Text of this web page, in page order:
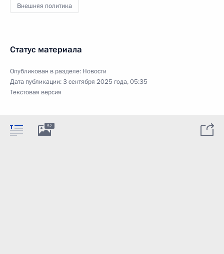
Внешняя политика
Статус материала
Опубликован в разделе: Новости
Дата публикации:3 сентября 2025 года, 05:35
Текстовая версия
52